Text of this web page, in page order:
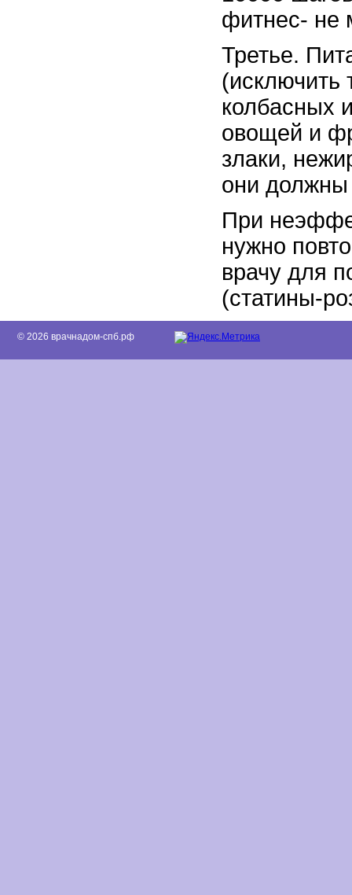
фитнес- не
Третье.
(исключить
колбасных
овощей и
злаки,
они должны
При
нужно
врачу для
(статины-
© 2026 врачнадом-спб.рф